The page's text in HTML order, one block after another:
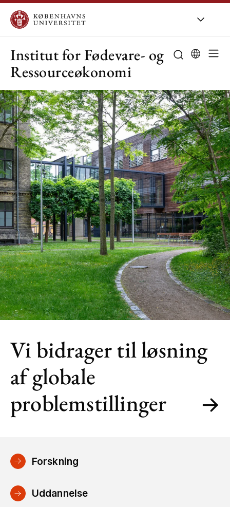
Institut for Fødevare- og
Ressourceøkonomi
Vi bidrager til løsning
af globale
problemstillinger
Forskning
Uddannelse
Om KU